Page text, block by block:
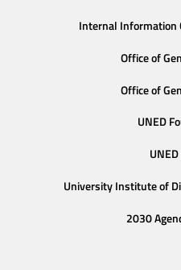
Internal Information
Office of
Office of
UNED
University Institute of
2030